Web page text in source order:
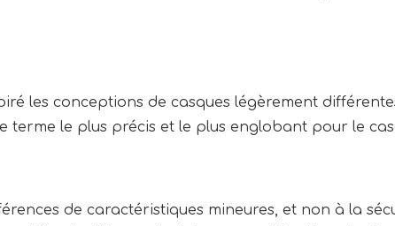
les conceptions de casques légèrement
terme le plus précis et le plus englobant pour le
de caractéristiques mineures, et non à la